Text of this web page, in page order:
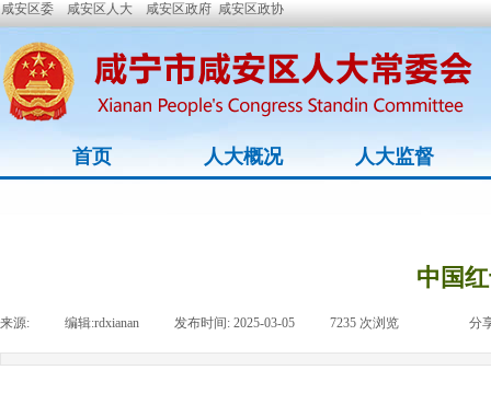
咸安区委 咸安区人大 咸安区政府 咸安区政协
首页 人大概况 人大监督
中国
来源: 编辑:rdxianan 发布时间: 2025-03-05 7235 次浏览 分